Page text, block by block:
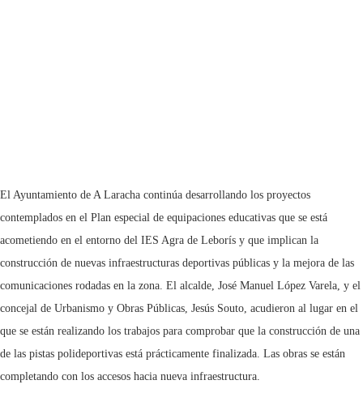
El Ayuntamiento de A Laracha continúa desarrollando los proyectos
contemplados en el Plan especial de equipaciones educativas que se está
acometiendo en el entorno del IES Agra de Leborís y que implican la
construcción de nuevas infraestructuras deportivas públicas y la mejora de las
comunicaciones rodadas en la zona. El alcalde, José Manuel López Varela, y el
concejal de Urbanismo y Obras Públicas, Jesús Souto, acudieron al lugar en el
que se están realizando los trabajos para comprobar que la construcción de una
de las pistas polideportivas está prácticamente finalizada. Las obras se están
completando con los accesos hacia nueva infraestructura.